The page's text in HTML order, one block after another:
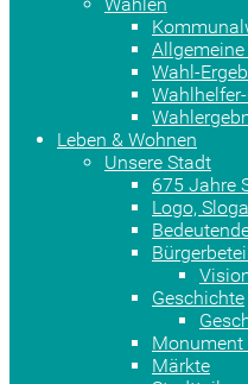
Wahl-
Leben & Wohnen
Unsere Stadt
675 Jahre
Logo,
Geschichte
Märkte